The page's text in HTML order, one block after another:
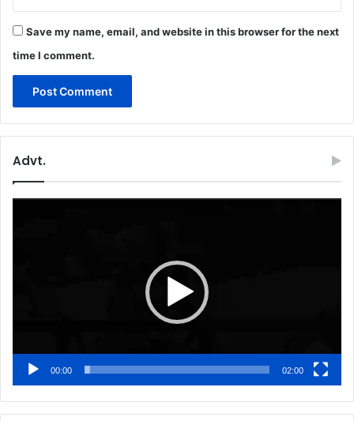
Save my name, email, and website in this browser for the next
time I comment.
Advt.
00:00 02:00